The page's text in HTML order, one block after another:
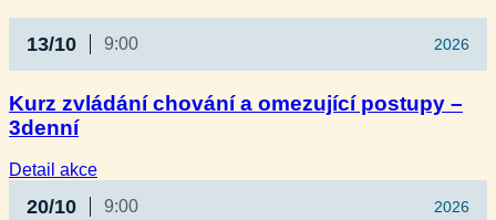
13/10 2026
9:00
Kurz zvládání chování a omezující postupy –
3denní
Detail akce:
zvládání
20/10 2026
9:00